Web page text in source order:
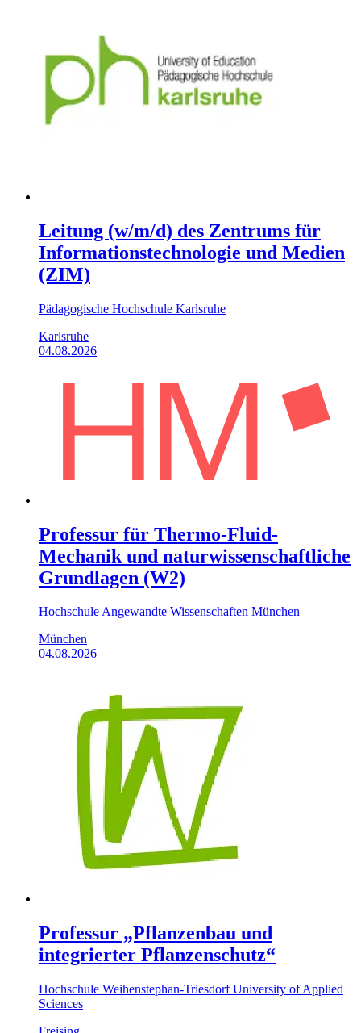
Leitung (w/m/d) des Zentrums für
Informationstechnologie und Medien
(ZIM)
Pädagogische Hochschule Karlsruhe
Karlsruhe
04.08.2026
Professur für Thermo-Fluid-
Mechanik und naturwissenschaftliche
Grundlagen (W2)
Hochschule Angewandte Wissenschaften München
München
04.08.2026
Professur „Pflanzenbau und
integrierter Pflanzenschutz“
Hochschule Weihenstephan-Triesdorf University of Applied
Sciences